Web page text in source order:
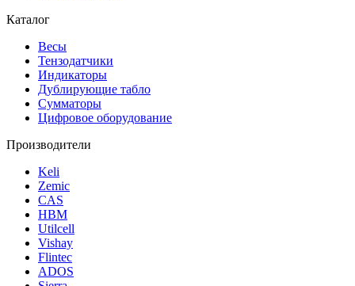
Каталог
Весы
Тензодатчики
Индикаторы
Дублирующие табло
Сумматоры
Цифровое оборудование
Производители
Keli
Zemic
CAS
HBM
Utilcell
Vishay
Flintec
ADOS